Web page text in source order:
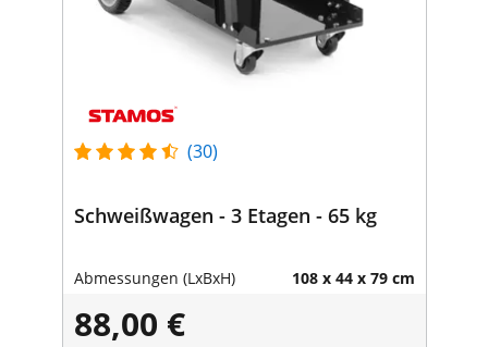
(30)
Schweißwagen - 3 Etagen - 65 kg
Abmessungen (LxBxH) 108 x 44 x 79 cm
88,00 €